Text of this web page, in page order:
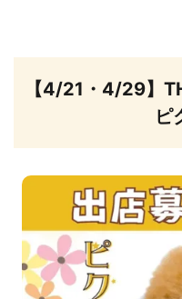
【4/21・4/29】
ピ